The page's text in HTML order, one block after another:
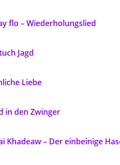
flo – Wiederholungslied
Jagd
Liebe
in den Zwinger
Khadeaw – Der einbeinige